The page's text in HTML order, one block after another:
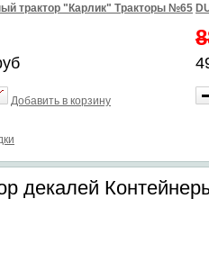
трактор "Карлик" Тракторы №65
Добавить в корзину
декалей